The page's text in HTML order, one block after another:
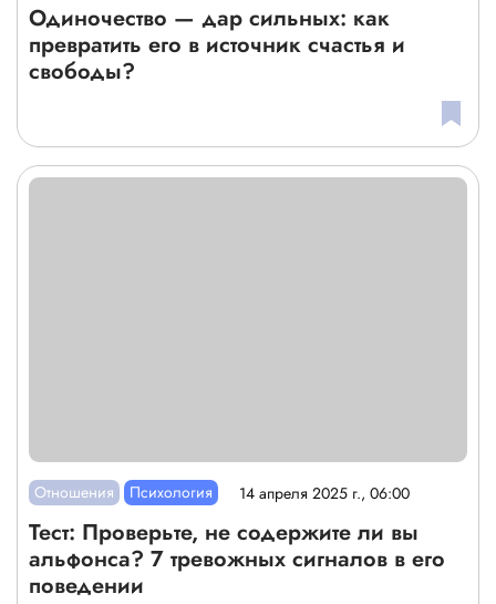
Одиночество — дар сильных: как
превратить его в источник счастья и
свободы?
Отношения Психология 14 апреля 2025 г., 06:00
Тест: Проверьте, не содержите ли вы
альфонса? 7 тревожных сигналов в его
поведении